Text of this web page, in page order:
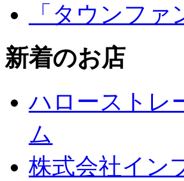
「タウンフ
新着のお店
ハローストレ
ム
株式会社イン